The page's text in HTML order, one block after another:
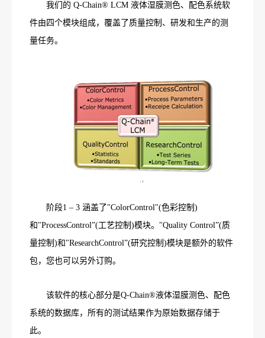
我们的 Q-Chain® LCM 液体湿膜测色、配色系统软
件由四个模块组成，覆盖了质量控制、研发和生产的测
量任务。
阶段1 – 3 涵盖了"ColorControl"(色彩控制)
和"ProcessControl”(工艺控制)模块。"Quality Control”(质
量控制)和"ResearchControl”(研究控制)模块是额外的软件
包，您也可以另外订购。
该软件的核心部分是Q-Chain®液体湿膜测色、配色
系统的数据库，所有的测试结果作为原始数据存储于
此。